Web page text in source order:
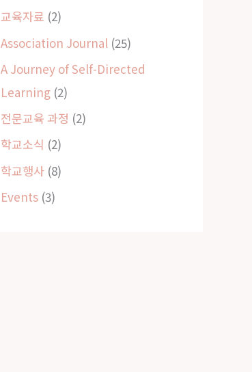
교육자료 (2)
Association Journal (25)
A Journey of Self-Directed
Learning (2)
전문교육 과정 (2)
학교소식 (2)
학교행사 (8)
Events (3)